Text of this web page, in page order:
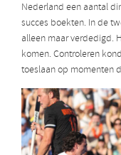
Nederland een aantal
succes boekten. In de
alleen maar verdedigd.
komen. Controleren
toeslaan op momenten